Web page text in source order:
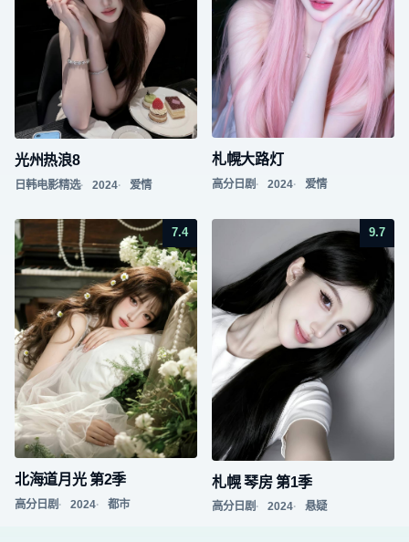
光州热浪8
日韩电影精选 2024 爱情
札幌大路灯
高分日剧 2024 爱情
7.4
北海道月光 第2季
高分日剧 2024 都市
9.7
札幌 琴房 第1季
高分日剧 2024 悬疑